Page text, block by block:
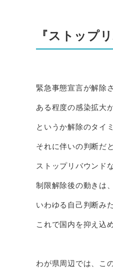
『ストップ
緊急事態宣言が解除
ある程度の感染拡大
というか解除のタイ
それに伴いの判断だ
ストップリバウンド
制限解除後の動きは
いわゆる自己判断み
これで国内を抑え込
わが県周辺では、こ